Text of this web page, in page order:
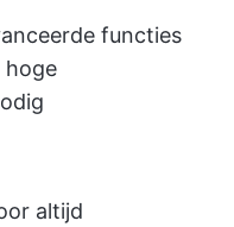
functies
hoge
altijd